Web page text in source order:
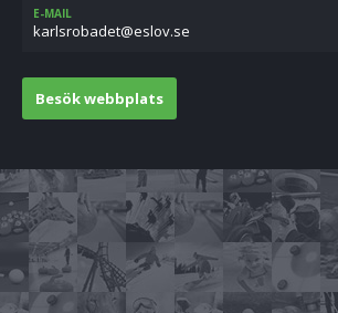
E-MAIL
es.volse@tedaborslrak
Besök webbplats